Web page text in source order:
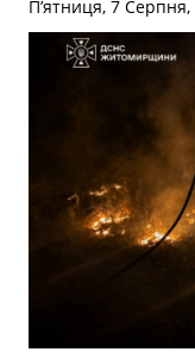
П’ятниця, 7 Серпня,